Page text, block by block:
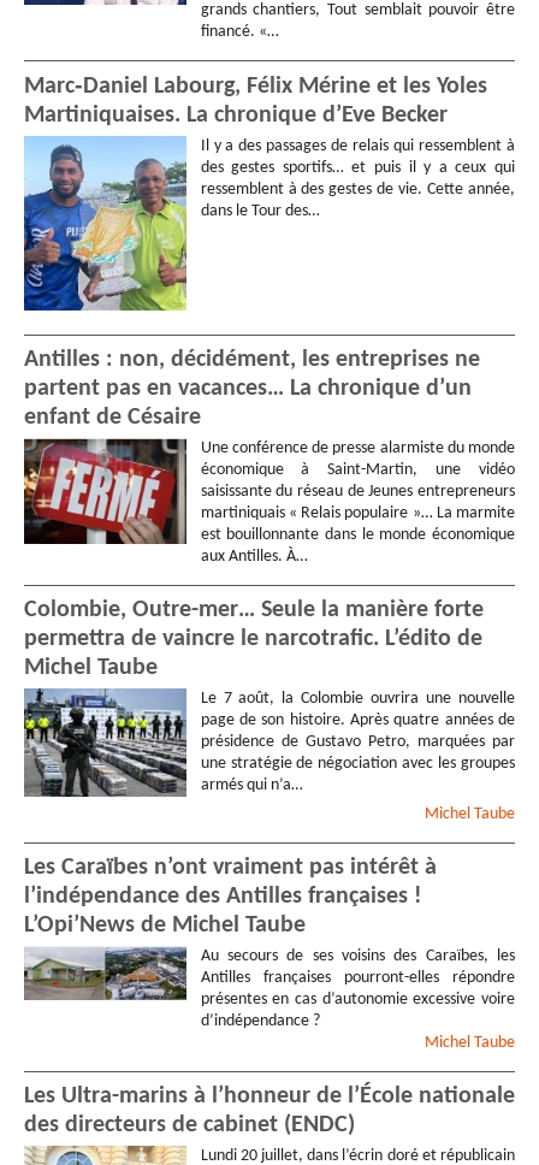
grands chantiers, Tout semblait pouvoir être
financé. «…
Marc‑Daniel Labourg, Félix Mérine et les Yoles
Martiniquaises. La chronique d’Eve Becker
Il y a des passages de relais qui ressemblent à
des gestes sportifs… et puis il y a ceux qui
ressemblent à des gestes de vie. Cette année,
dans le Tour des…
Antilles : non, décidément, les entreprises ne
partent pas en vacances… La chronique d’un
enfant de Césaire
Une conférence de presse alarmiste du monde
économique à Saint-Martin, une vidéo
saisissante du réseau de Jeunes entrepreneurs
martiniquais « Relais populaire »… La marmite
est bouillonnante dans le monde économique
aux Antilles. À…
Colombie, Outre-mer… Seule la manière forte
permettra de vaincre le narcotrafic. L’édito de
Michel Taube
Le 7 août, la Colombie ouvrira une nouvelle
page de son histoire. Après quatre années de
présidence de Gustavo Petro, marquées par
une stratégie de négociation avec les groupes
armés qui n’a…
Michel Taube
Les Caraïbes n’ont vraiment pas intérêt à
l’indépendance des Antilles françaises !
L’Opi’News de Michel Taube
Au secours de ses voisins des Caraïbes, les
Antilles françaises pourront-elles répondre
présentes en cas d’autonomie excessive voire
d’indépendance ?
Michel Taube
Les Ultra-marins à l’honneur de l’École nationale
des directeurs de cabinet (ENDC)
Lundi 20 juillet, dans l’écrin doré et républicain